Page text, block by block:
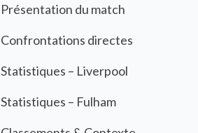
Présentation du match
Confrontations directes
Statistiques – Liverpool
Statistiques – Fulham